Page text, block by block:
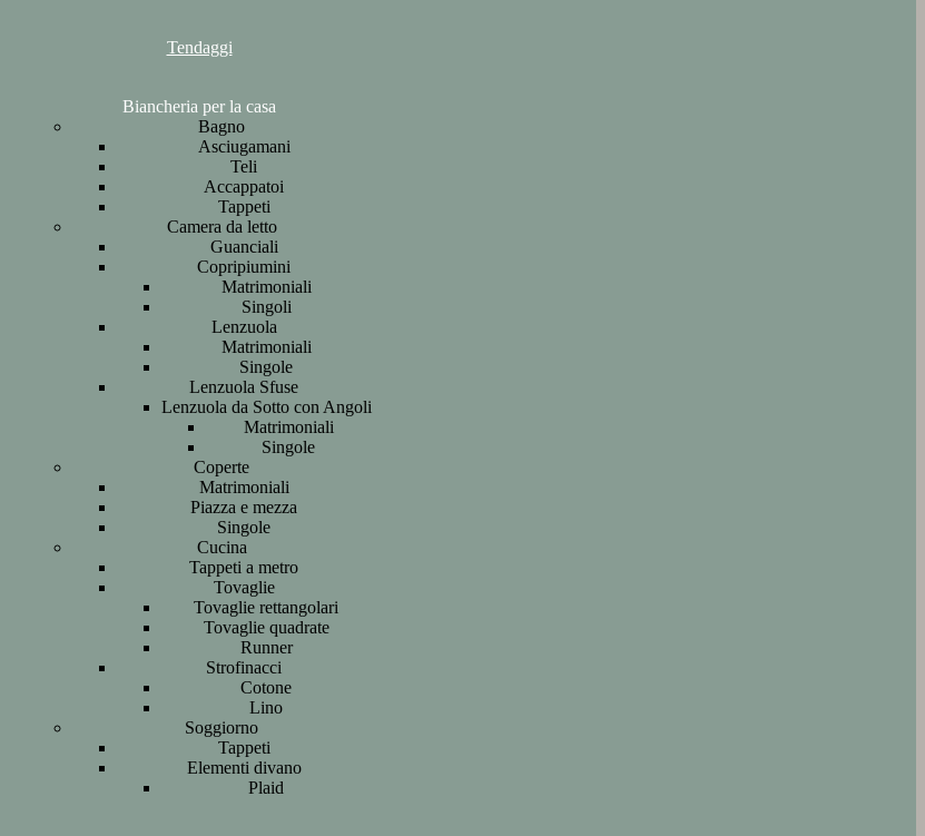
Tendaggi
Biancheria per la casa
Bagno
Asciugamani
Teli
Accappatoi
Tappeti
Camera da letto
Guanciali
Copripiumini
Matrimoniali
Singoli
Lenzuola
Matrimoniali
Singole
Lenzuola Sfuse
Lenzuola da Sotto con Angoli
Matrimoniali
Singole
Coperte
Matrimoniali
Piazza e mezza
Singole
Cucina
Tappeti a metro
Tovaglie
Tovaglie rettangolari
Tovaglie quadrate
Runner
Strofinacci
Cotone
Lino
Soggiorno
Tappeti
Elementi divano
Plaid